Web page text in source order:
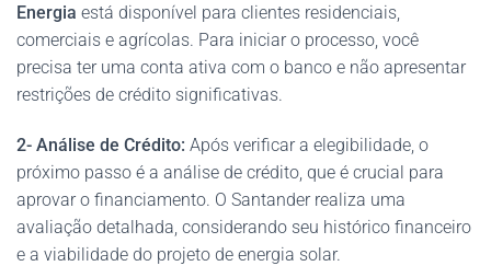
Energia está disponível para clientes residenciais,
comerciais e agrícolas. Para iniciar o processo, você
precisa ter uma conta ativa com o banco e não apresentar
restrições de crédito significativas.
2- Análise de Crédito: Após verificar a elegibilidade, o
próximo passo é a análise de crédito, que é crucial para
aprovar o financiamento. O Santander realiza uma
avaliação detalhada, considerando seu histórico financeiro
e a viabilidade do projeto de energia solar.